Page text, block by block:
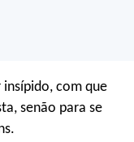
insípido, com que
senão para se